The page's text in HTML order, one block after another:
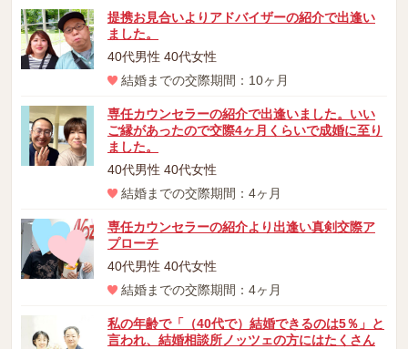
提携お見合いよりアドバイザーの紹介で出逢い
ました。
40代男性 40代女性
結婚までの交際期間：10ヶ月
専任カウンセラーの紹介で出逢いました。いい
ご縁があったので交際4ヶ月くらいで成婚に至り
ました。
40代男性 40代女性
結婚までの交際期間：4ヶ月
専任カウンセラーの紹介より出逢い真剣交際ア
プローチ
40代男性 40代女性
結婚までの交際期間：4ヶ月
私の年齢で「（40代で）結婚できるのは5％」と
言われ、結婚相談所ノッツェの方にはたくさん